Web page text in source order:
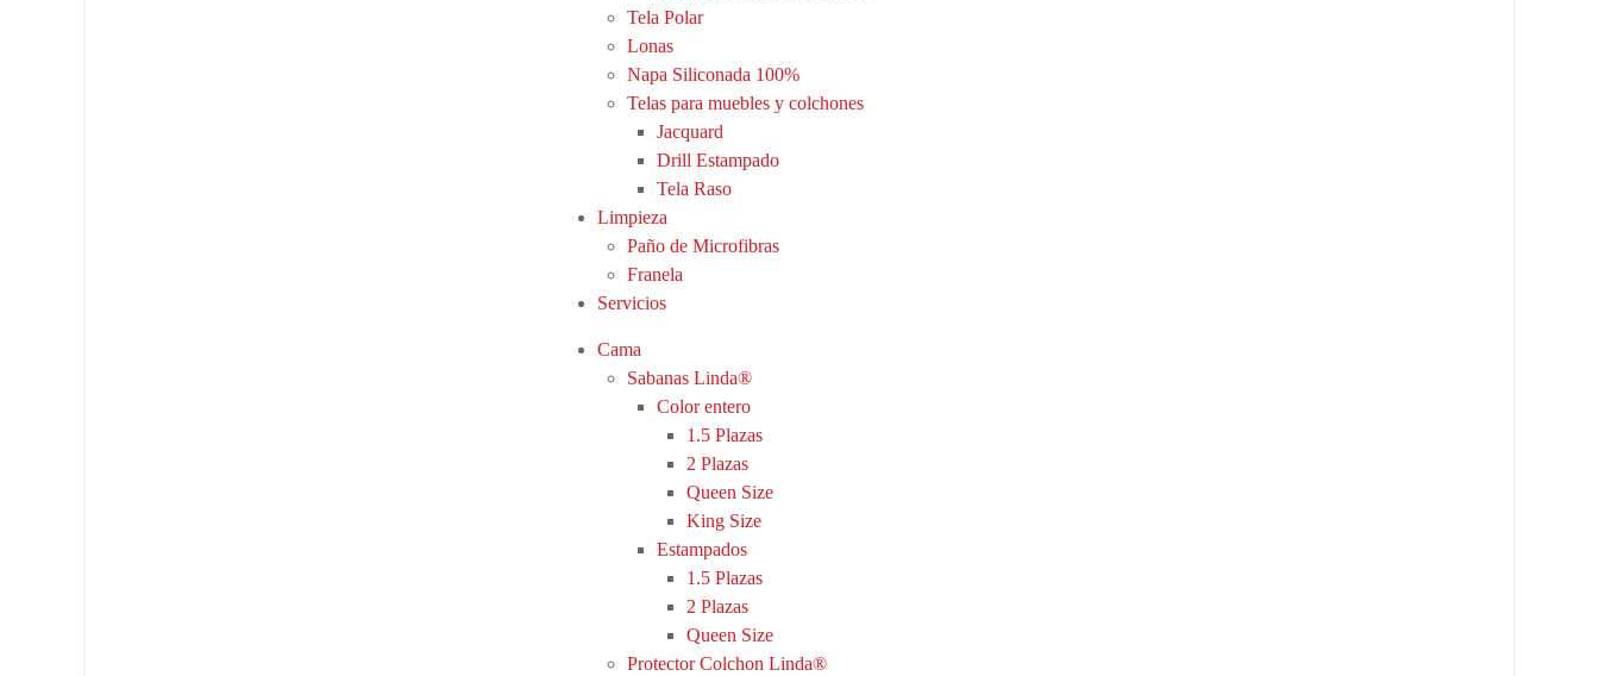
Tela Polar
Lonas
Napa Siliconada 100%
Telas para muebles y colchones
Jacquard
Drill Estampado
Tela Raso
Limpieza
Paño de Microfibras
Franela
Servicios
Cama
Sabanas Linda®
Color entero
1.5 Plazas
2 Plazas
Queen Size
King Size
Estampados
1.5 Plazas
2 Plazas
Queen Size
Protector Colchon Linda®